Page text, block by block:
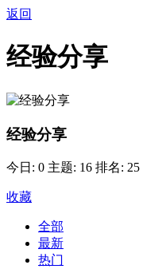
返回
经验分享
经验分享
今日: 0 主题: 16 排名: 25
收藏
全部
最新
热门